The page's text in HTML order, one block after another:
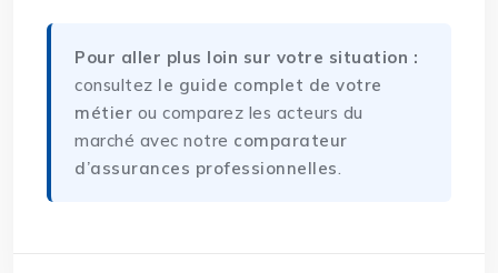
Pour aller plus loin sur votre situation :
consultez le guide complet de votre
métier ou comparez les acteurs du
marché avec notre comparateur
d’assurances professionnelles.